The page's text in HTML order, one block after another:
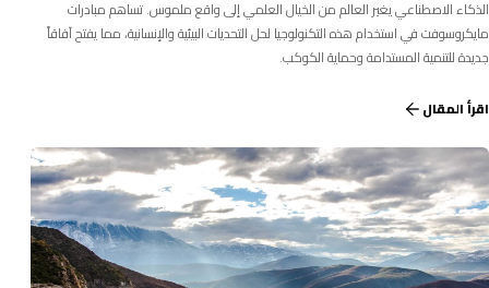
الذكاء الاصطناعي يغير العالم من الخيال العلمي إلى واقع ملموس. تساهم مبادرات
مايكروسوفت في استخدام هذه التكنولوجيا لحل التحديات البيئية والإنسانية، مما يفتح آفاقاً
جديدة للتنمية المستدامة وحماية الكوكب.
اقرأ المقال